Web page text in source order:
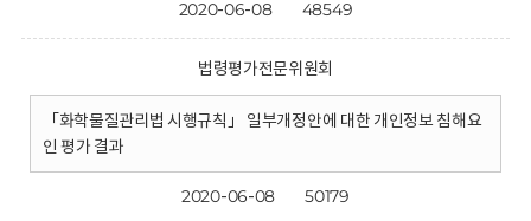
2020-06-08 48549
법령평가전문위원회
「화학물질관리법 시행규칙」 일부개정안에 대한 개인정보 침해요
인 평가 결과
2020-06-08 50179